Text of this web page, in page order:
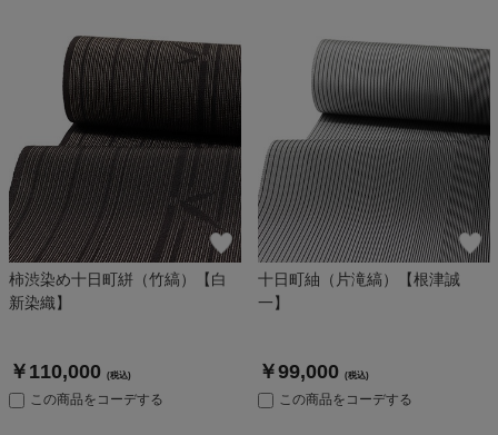
柿渋染め十日町絣（竹縞）【白
新染織】
￥110,000 (税込)
この商品をコーデする
十日町紬（片滝縞）【根津誠
一】
￥99,000 (税込)
この商品をコーデする